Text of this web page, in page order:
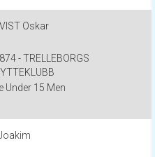
Oskar
- TRELLEBORGS
Under 15 Men
Joakim